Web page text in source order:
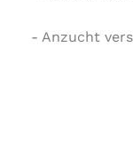
- Anzucht